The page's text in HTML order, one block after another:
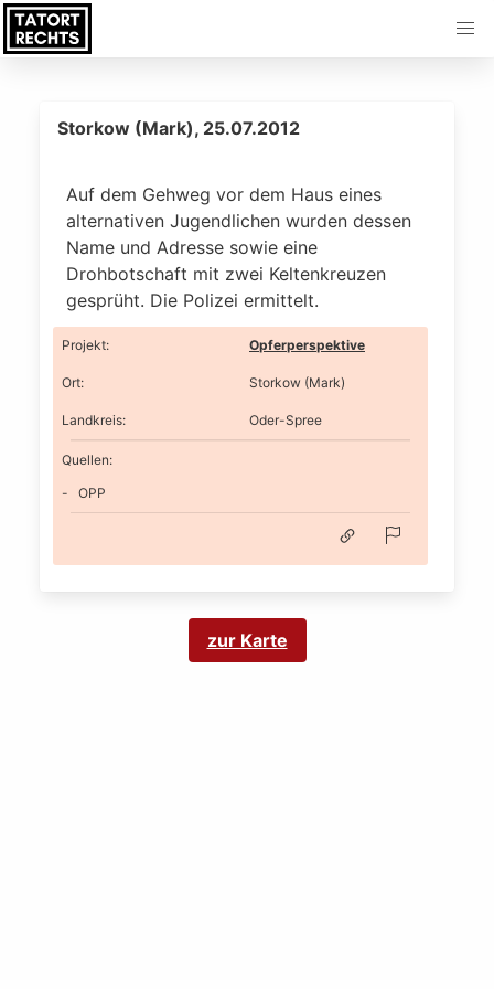
Storkow (Mark), 25.07.2012
Auf dem Gehweg vor dem Haus eines
alternativen Jugendlichen wurden dessen
Name und Adresse sowie eine
Drohbotschaft mit zwei Keltenkreuzen
gesprüht. Die Polizei ermittelt.
Projekt: Opferperspektive
Ort: Storkow (Mark)
Landkreis: Oder-Spree
Quellen:
OPP
zur Karte